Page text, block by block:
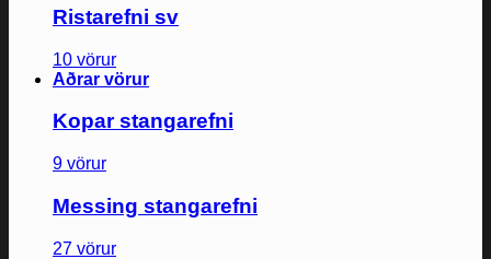
Ristarefni sv
10 vörur
Aðrar vörur
Kopar stangarefni
9 vörur
Messing stangarefni
27 vörur